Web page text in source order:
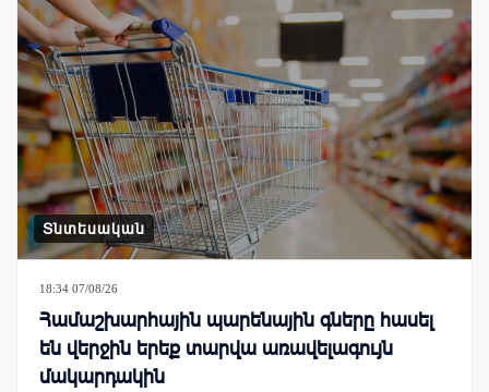
Տնտեսական
18:34 07/08/26
Համաշխարհային պարենային գները հասել
են վերջին երեք տարվա առավելագույն
մակարդակին